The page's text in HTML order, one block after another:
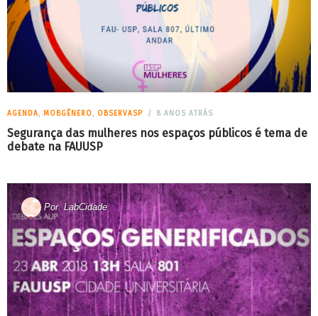
AGENDA, MOBGÊNERO, OBSERVASP 8 ANOS ATRÁS
Segurança das mulheres nos espaços públicos é tema de
debate na FAUUSP
Por LabCidade